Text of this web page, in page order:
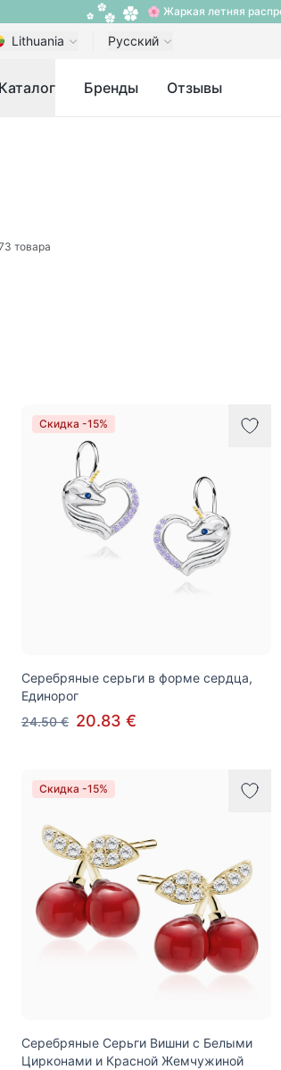
🌸 Жаркая летняя
Lithuania Русский
Каталог Бренды Отзывы
товара
Скидка -15%
Серебряные серьги в форме сердца,
Единорог
24.50 € 20.83 €
Скидка -15%
Серебряные Серьги Вишни с Белыми
Цирконами и Красной Жемчужиной